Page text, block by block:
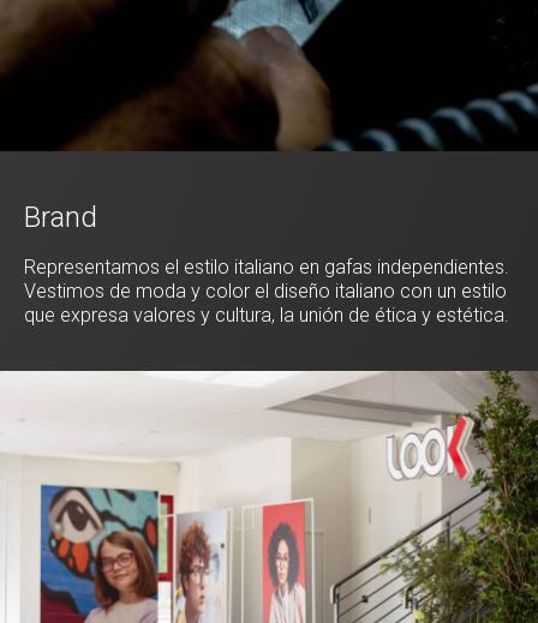
Brand
Representamos el estilo italiano en gafas independientes.
Vestimos de moda y color el diseño italiano con un estilo
que expresa valores y cultura, la unión de ética y estética.